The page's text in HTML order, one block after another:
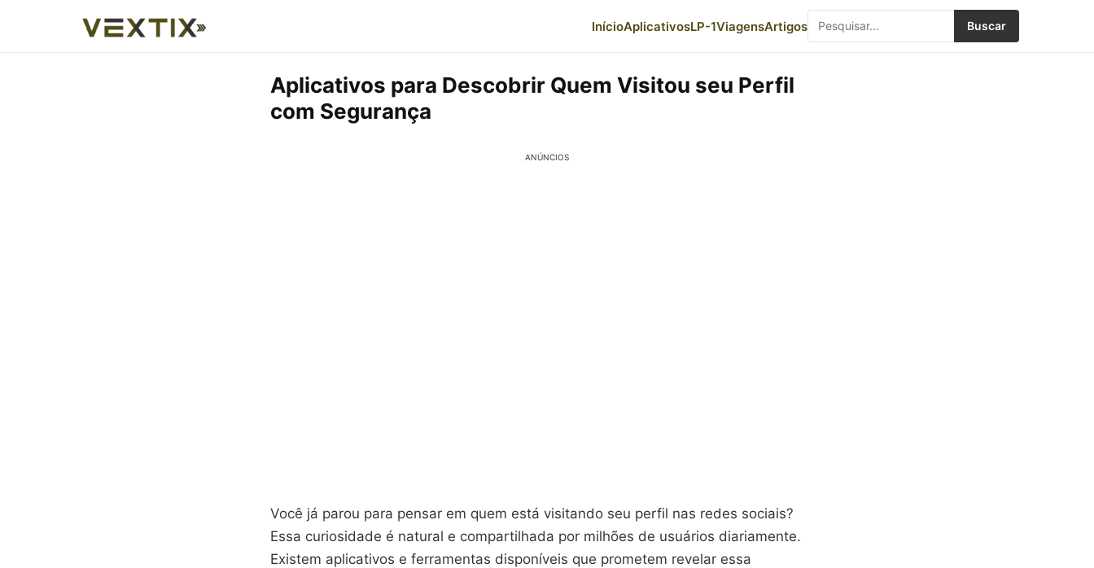
InícioAplicativosLP-1ViagensArtigos Buscar
Aplicativos para Descobrir Quem Visitou seu Perfil
com Segurança
ANÚNCIOS
Você já parou para pensar em quem está visitando seu perfil nas redes sociais?
Essa curiosidade é natural e compartilhada por milhões de usuários diariamente.
Existem aplicativos e ferramentas disponíveis que prometem revelar essa